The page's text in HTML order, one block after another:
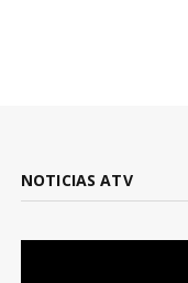
NOTICIAS ATV